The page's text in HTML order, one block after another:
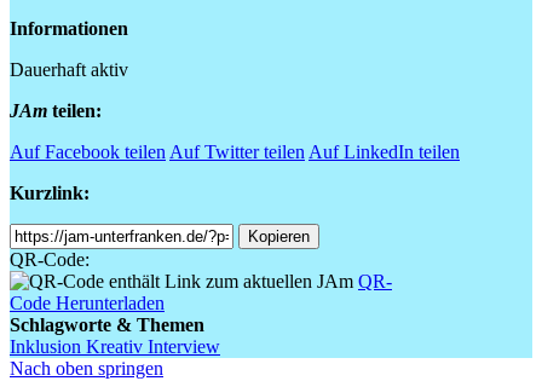
Informationen
Dauerhaft aktiv
JAm teilen:
Auf Facebook teilen Auf Twitter teilen Auf LinkedIn teilen
Kurzlink:
Shortlink
Kopieren
QR-Code:
QR-
Code Herunterladen
Schlagworte & Themen
Inklusion Kreativ Interview
Nach oben springen